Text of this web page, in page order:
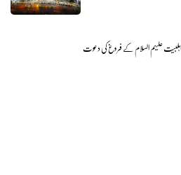
علیہم السلام کے فروغ کی دعوت